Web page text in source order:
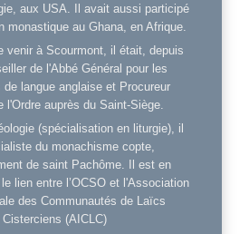
aux USA. Il avait aussi participé
monastique au Ghana, en Afrique.
venir à Scourmont, il était, depuis
de l'Abbé Général pour les
de langue anglaise et Procureur
l'Ordre auprès du Saint-Siège.
(spécialisation en liturgie), il
du monachisme copte,
de saint Pachôme. Il est en
lien entre l’OCSO et l'Association
des Communautés de Laïcs
Cisterciens (AICLC)